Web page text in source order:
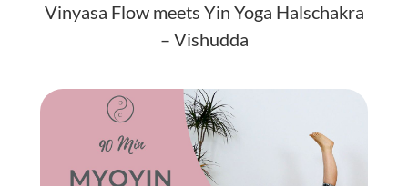
Vinyasa Flow meets Yin Yoga Halschakra
– Vishudda